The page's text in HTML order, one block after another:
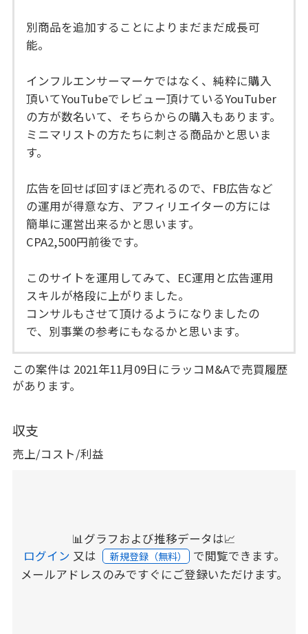
別商品を追加することによりまだまだ成長可
能。
インフルエンサーマーケではなく、純粋に購入
頂いてYouTubeでレビュー頂けているYouTuber
の方が数名いて、そちらからの購入もあります。
ミニマリストの方たちに刺さる商品かと思いま
す。
広告を回せば回すほど売れるので、FB広告など
の運用が得意な方、アフィリエイターの方には
簡単に運営出来るかと思います。
CPA2,500円前後です。
このサイトを運用してみて、EC運用と広告運用
スキルが格段に上がりました。
コンサルもさせて頂けるようになりましたの
で、別事業の参考にもなるかと思います。
この案件は 2021年11月09日にラッコM&Aで売買履歴
があります。
収支
売上/コスト/利益
📊グラフおよび推移データは📈
ログイン 又は 新規登録（無料） で閲覧できます。
メールアドレスのみですぐにご登録いただけます。